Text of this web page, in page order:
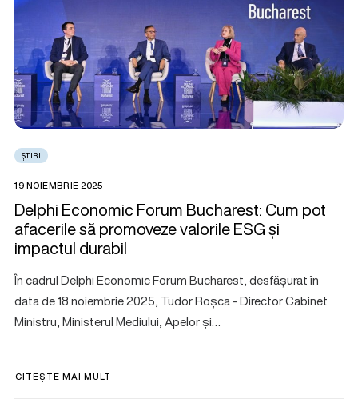
ȘTIRI
19 NOIEMBRIE 2025
Delphi Economic Forum Bucharest: Cum pot
afacerile să promoveze valorile ESG și
impactul durabil
În cadrul Delphi Economic Forum Bucharest, desfășurat în
data de 18 noiembrie 2025, Tudor Roșca - Director Cabinet
Ministru, Ministerul Mediului, Apelor și…
CITEȘTE MAI MULT